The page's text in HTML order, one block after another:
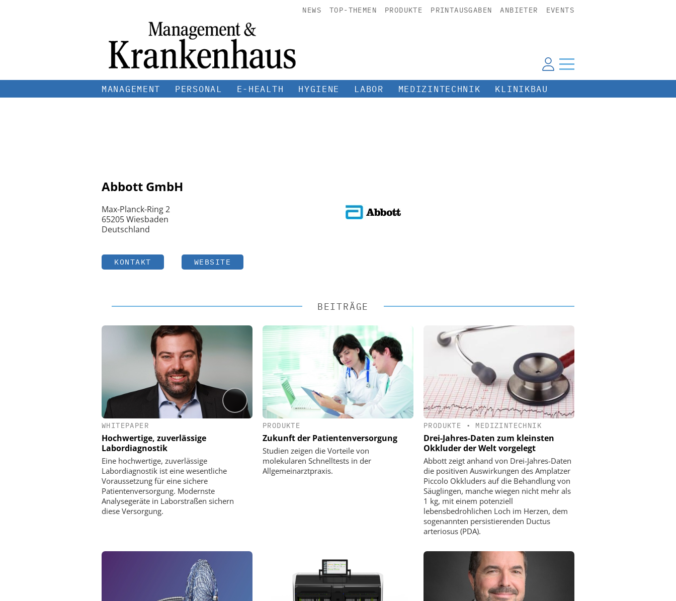
NEWS TOP-THEMEN PRODUKTE PRINTAUSGABEN ANBIETER EVENTS
MANAGEMENT PERSONAL E-HEALTH HYGIENE LABOR MEDIZINTECHNIK KLINIKBAU
Abbott GmbH
Max-Planck-Ring 2
65205 Wiesbaden
Deutschland
KONTAKT WEBSITE
BEITRÄGE
WHITEPAPER
Hochwertige, zuverlässige
Labordiagnostik
Eine hochwertige, zuverlässige
Labordiagnostik ist eine wesentliche
Voraussetzung für eine sichere
Patientenversorgung. Modernste
Analysegeräte in Laborstraßen sichern
diese Versorgung.
PRODUKTE
Zukunft der Patientenversorgung
Studien zeigen die Vorteile von
molekularen Schnelltests in der
Allgemeinarztpraxis.
PRODUKTE • MEDIZINTECHNIK
Drei-Jahres-Daten zum kleinsten
Okkluder der Welt vorgelegt
Abbott zeigt anhand von Drei-Jahres-Daten
die positiven Auswirkungen des Amplatzer
Piccolo Okkluders auf die Behandlung von
Säuglingen, manche wiegen nicht mehr als
1 kg, mit einem potenziell
lebensbedrohlichen Loch im Herzen, dem
sogenannten persistierenden Ductus
arteriosus (PDA).